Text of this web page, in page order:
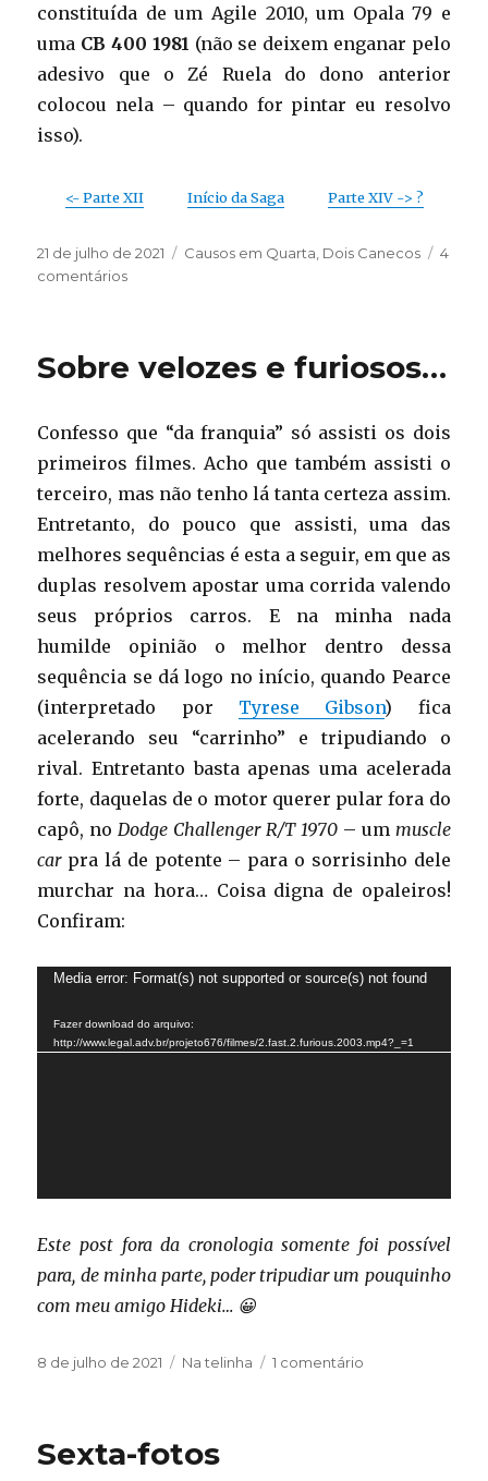
constituída de um Agile 2010, um Opala 79 e
uma CB 400 1981 (não se deixem enganar pelo
adesivo que o Zé Ruela do dono anterior
colocou nela – quando for pintar eu resolvo
isso).
<- Parte XII Início da Saga Parte XIV -> ?
Publicado
em
21 de julho de 2021 Categorias
Causos em Quarta Dois Canecos
4
comentáriosem
XIII
às
origens)
Sobre velozes e furiosos…
Confesso que “da franquia” só assisti os dois
primeiros filmes. Acho que também assisti o
terceiro, mas não tenho lá tanta certeza assim.
Entretanto, do pouco que assisti, uma das
melhores sequências é esta a seguir, em que as
duplas resolvem apostar uma corrida valendo
seus próprios carros. E na minha nada
humilde opinião o melhor dentro dessa
sequência se dá logo no início, quando Pearce
(interpretado por Tyrese Gibson) fica
acelerando seu “carrinho” e tripudiando o
rival. Entretanto basta apenas uma acelerada
forte, daquelas de o motor querer pular fora do
capô, no Dodge Challenger R/T 1970– um muscle
carpra lá de potente – para o sorrisinho dele
murchar na hora… Coisa digna de opaleiros!
Confiram:
Tocador
vídeo
Media error: Format(s) not supported or source(s) not found
Fazer download do arquivo:
http://www.legal.adv.br/projeto676/filmes/2.fast.2.furious.2003.mp4?_=1
Este post fora da cronologia somente foi possível
para, de minha parte, poder tripudiar um pouquinho
com meu amigo Hideki… 😀
Publicado
8 de julho de 2021 Categorias
Na telinha 1 comentário
Sexta-fotos